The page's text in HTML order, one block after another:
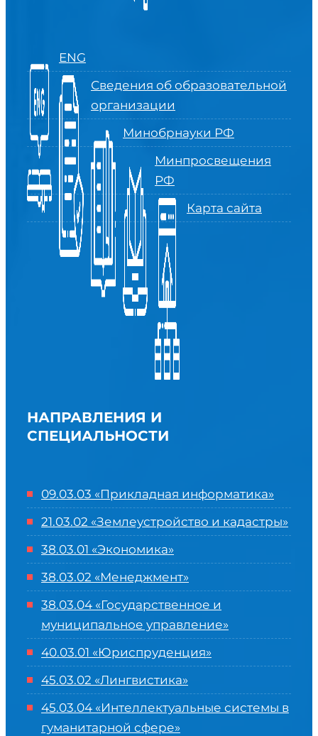
ENG
Сведения об образовательной
организации
Минобрнауки РФ
Минпросвещения
РФ
Карта сайта
НАПРАВЛЕНИЯ И
СПЕЦИАЛЬНОСТИ
09.03.03 «Прикладная информатика»
21.03.02 «Землеустройство и кадастры»
38.03.01 «Экономика»
38.03.02 «Менеджмент»
38.03.04 «Государственное и
муниципальное управление»
40.03.01 «Юриспруденция»
45.03.02 «Лингвистика»
45.03.04 «Интеллектуальные системы в
гуманитарной сфере»